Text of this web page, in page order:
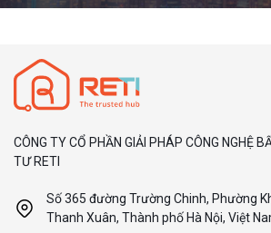
CÔNG TY CỔ PHẦN GIẢI PHÁP CÔNG NGHỆ
TƯ RETI
Số 365 đường Trường Chinh, Phường
Thanh Xuân, Thành phố Hà Nội, Việt